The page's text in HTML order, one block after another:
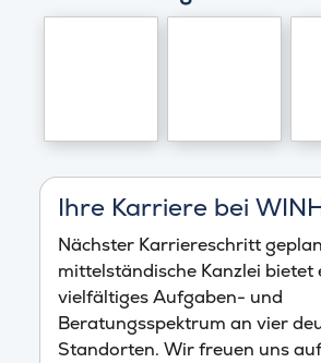
Ihre Karriere bei
Nächster Karriereschritt
mittelständische Kanzlei bietet
vielfältiges Aufgaben- und
Beratungsspektrum an vier
Standorten. Wir freuen uns